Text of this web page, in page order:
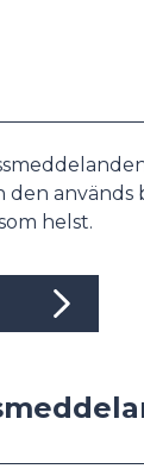
den används
helst.